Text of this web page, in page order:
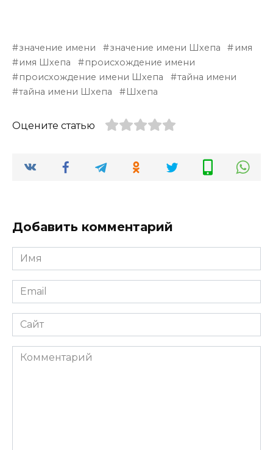
значение имени значение имени Шхепа
имя
имя Шхепа
происхождение имени
происхождение имени Шхепа
тайна имени
тайна имени Шхепа
Шхепа
Оцените статью
Добавить комментарий
Имя
*
Email
*
Сайт
Комментарий